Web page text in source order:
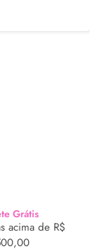
Grátis
acima de R$